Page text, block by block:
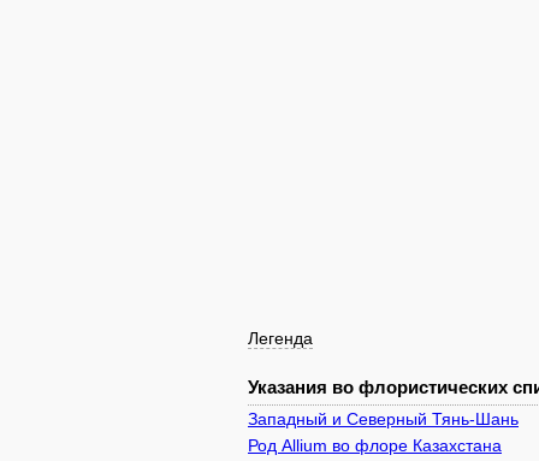
Легенда
Указания во флористических
Западный и Северный Тянь-Шань
Род Allium во флоре Казахстана